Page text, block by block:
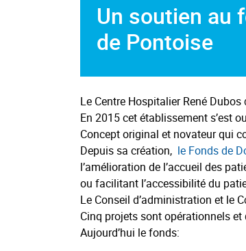
Un soutien au
de Pontoise
Le Centre Hospitalier René
En 2015 cet établissement s’est
Concept original et novateur qui
Depuis sa création, le Fonds de
l’amélioration de l’accueil des
ou facilitant l’accessibilité du
Le Conseil d’administration et le
Cinq projets sont opérationnels et
Aujourd’hui le fonds: